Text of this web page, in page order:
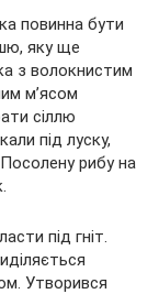
повинна бути
яку ще
з волокнистим
м’ясом
сіллю
під луску,
рибу на
під гніт.
Утворився